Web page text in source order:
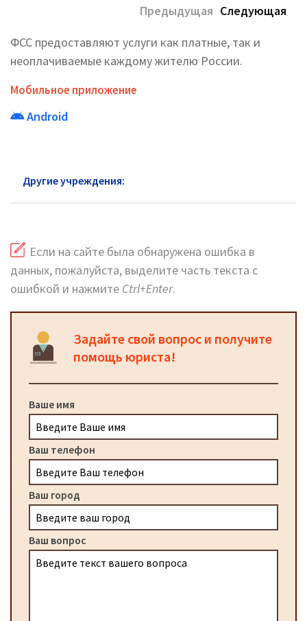
Предыдущая Следующая
ФСС предоставляют услуги как платные, так и
неоплачиваемые каждому жителю России.
Мобильное приложение
Android
Другие учреждения:
Если на сайте была обнаружена ошибка в
данных, пожалуйста, выделите часть текста с
ошибкой и нажмите Ctrl+Enter.
Задайте свой вопрос и получите
помощь юриста!
Ваше имя
Ваш телефон
Ваш город
Ваш вопрос